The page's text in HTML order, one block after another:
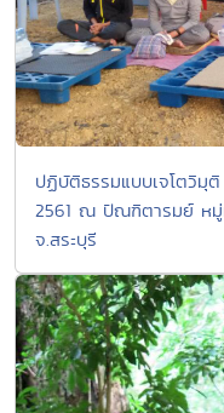
ปฏิบัติธรรมแบบเจโตวิมุ
2561 ณ ปัณฑิตารมย์ หมู่
จ.สระบุรี